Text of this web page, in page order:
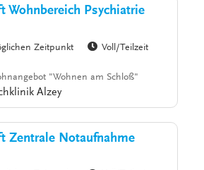
Wohnbereich Psychiatrie
Zeitpunkt
Voll/Teilzeit
"Wohnen am Schloß"
Alzey
Zentrale Notaufnahme